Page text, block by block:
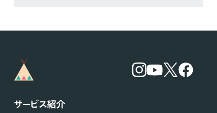
サービス紹介